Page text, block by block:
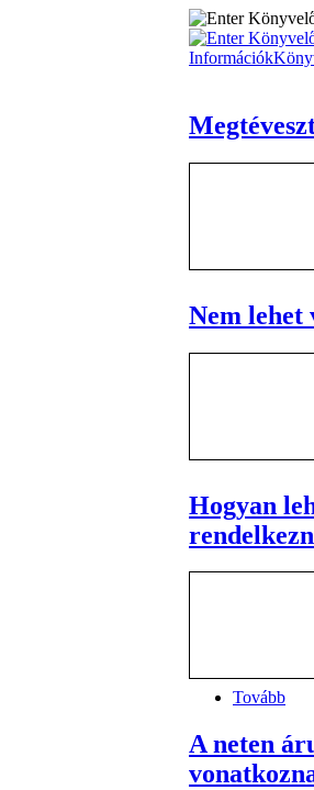
Információk
Nem
Hogyan
Tovább
A neten